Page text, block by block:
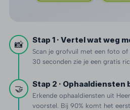
📸 Stap 1 · Vertel wat weg
Scan je grofvuil met een foto of
30 seconden zie je een gratis
🤝 Stap 2 · Ophaaldiensten
Erkende ophaaldiensten uit
voorstel. Bij 90% komt het